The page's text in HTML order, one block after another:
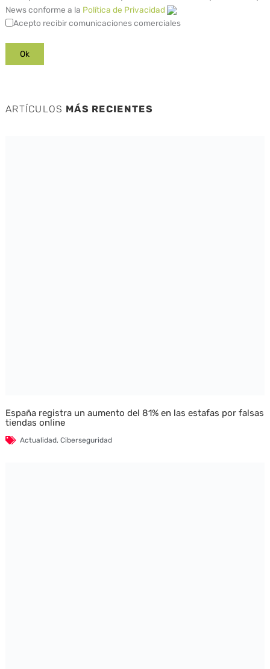
News conforme a la Política de Privacidad
Acepto recibir comunicaciones comerciales
ARTÍCULOS MÁS RECIENTES
España registra un aumento del 81% en las estafas por falsas
tiendas online
Actualidad, Ciberseguridad